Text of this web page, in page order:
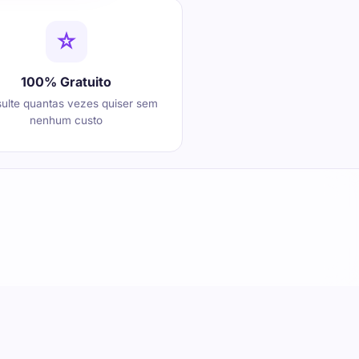
100% Gratuito
quantas vezes quiser sem
nenhum custo